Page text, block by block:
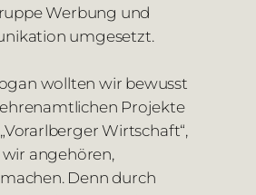
Werbung und
umgesetzt.
wollten wir bewusst
Projekte
Wirtschaft“,
angehören,
Denn durch